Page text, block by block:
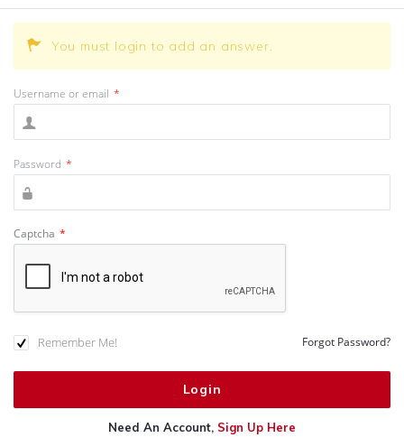
You must login to add an answer.
Username or email *
Password *
Captcha *
Remember Me! Forgot Password?
Need An Account, Sign Up Here